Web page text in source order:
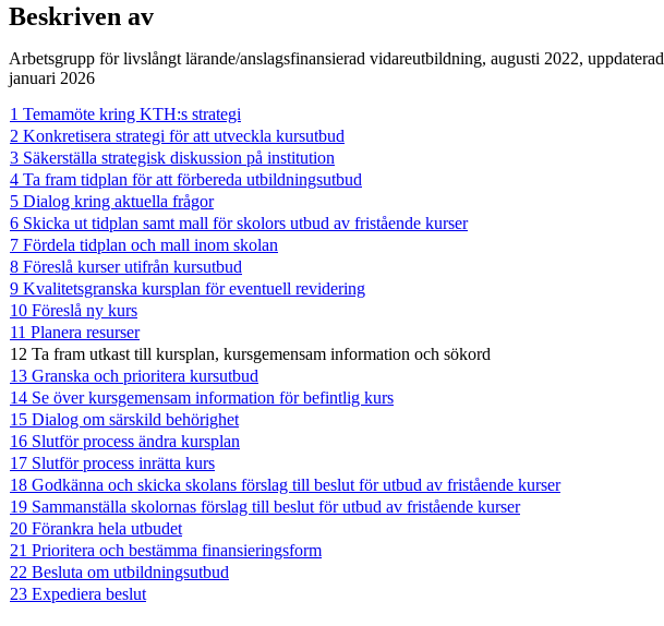
Beskriven av
Arbetsgrupp för livslångt lärande/anslagsfinansierad vidareutbildning, augusti 2022, uppdaterad
januari 2026
1 Temamöte kring KTH:s strategi
2 Konkretisera strategi för att utveckla kursutbud
3 Säkerställa strategisk diskussion på institution
4 Ta fram tidplan för att förbereda utbildningsutbud
5 Dialog kring aktuella frågor
6 Skicka ut tidplan samt mall för skolors utbud av fristående kurser
7 Fördela tidplan och mall inom skolan
8 Föreslå kurser utifrån kursutbud
9 Kvalitetsgranska kursplan för eventuell revidering
10 Föreslå ny kurs
11 Planera resurser
12 Ta fram utkast till kursplan, kursgemensam information och sökord
13 Granska och prioritera kursutbud
14 Se över kursgemensam information för befintlig kurs
15 Dialog om särskild behörighet
16 Slutför process ändra kursplan
17 Slutför process inrätta kurs
18 Godkänna och skicka skolans förslag till beslut för utbud av fristående kurser
19 Sammanställa skolornas förslag till beslut för utbud av fristående kurser
20 Förankra hela utbudet
21 Prioritera och bestämma finansieringsform
22 Besluta om utbildningsutbud
23 Expediera beslut